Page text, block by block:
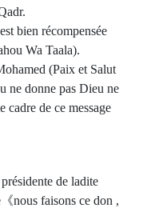
bien récompensée
Wa Taala).
(Paix et Salut
ne donne pas Dieu ne
cadre de ce message
de ladite
nous faisons ce don ,